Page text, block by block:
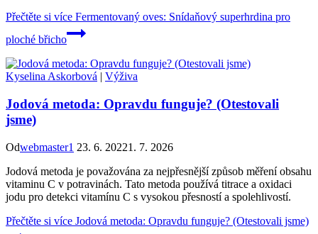
Přečtěte si více Fermentovaný oves: Snídaňový superhrdina pro
ploché břicho
Kyselina Askorbová | Výživa
Jodová metoda: Opravdu funguje? (Otestovali
jsme)
Odwebmaster1 23. 6. 20221. 7. 2026
Jodová metoda je považována za nejpřesnější způsob měření obsahu
vitaminu C v potravinách. Tato metoda používá titrace a oxidaci
jodu pro detekci vitamínu C s vysokou přesností a spolehlivostí.
Přečtěte si více Jodová metoda: Opravdu funguje? (Otestovali jsme)